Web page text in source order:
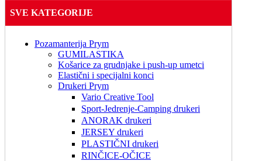
SVE KATEGORIJE
Pozamanterija Prym
GUMILASTIKA
Košarice za grudnjake i push-up umetci
Elastični i specijalni konci
Drukeri Prym
Vario Creative Tool
Sport-Jedrenje-Camping drukeri
ANORAK drukeri
JERSEY drukeri
PLASTIČNI drukeri
RINČICE-OČICE